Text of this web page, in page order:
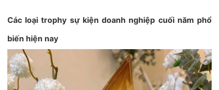
Các loại trophy sự kiện doanh nghiệp cuối năm phổ
biến hiện nay